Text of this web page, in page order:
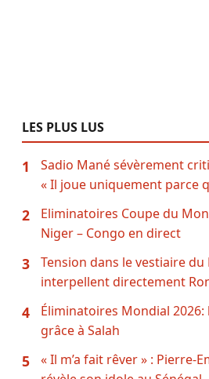
LES PLUS LUS
1
Sadio Mané sévèrement
« Il joue uniquement parce
2
Eliminatoires Coupe du
Niger – Congo en direct
3
Tension dans le vestiaire du
interpellent directement
4
Éliminatoires Mondial 2026:
grâce à Salah
5
« Il m’a fait rêver » : Pierre-